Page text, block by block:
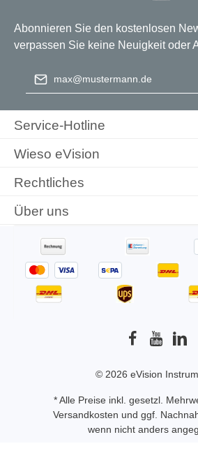
Abonnieren Sie den kostenlosen
verpassen Sie keine Neuigkeit oder
E-Mail-Adresse*
einverstanden.
Service-Hotline
Wieso eVision
Rechtliches
Über uns
© 2026 eVision
* Alle Preise inkl. gesetzl.
Versandkosten und ggf.
wenn nicht anders